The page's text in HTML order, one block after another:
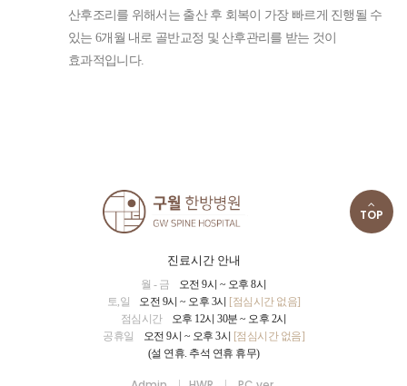
산후조리를 위해서는 출산 후 회복이 가장 빠르게 진행될 수
있는 6개월 내로 골반교정 및 산후관리를 받는 것이
효과적입니다.
TOP
진료시간 안내
월 - 금
오전 9시 ~ 오후 8시
토,일
오전 9시 ~ 오후 3시 [점심시간 없음]
점심시간
오후 12시 30분 ~ 오후 2시
공휴일
오전 9시 ~ 오후 3시 [점심시간 없음]
(설 연휴. 추석 연휴 휴무)